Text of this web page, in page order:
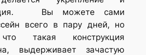
Вы можете сами
всего в пару дней, но
такая конструкция
выдерживает зачастую